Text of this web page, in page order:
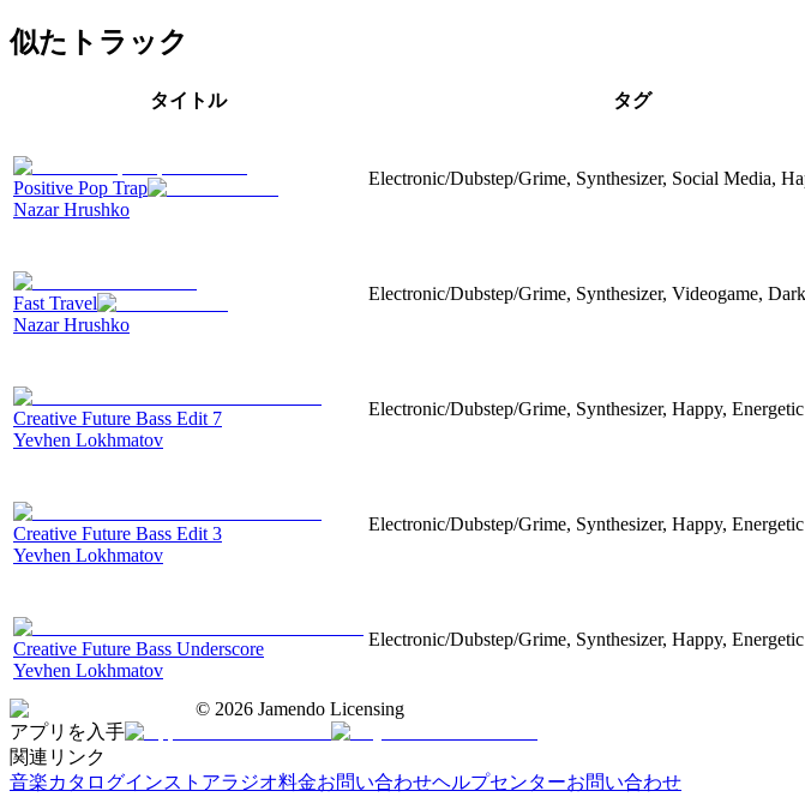
似たトラック
タイトル タグ
Positive Pop Trap
Nazar Hrushko
Electronic/Dubstep/Grime, Synthesizer, Social Media,
Fast Travel
Nazar Hrushko
Electronic/Dubstep/Grime, Synthesizer, Videogame,
Creative Future Bass Edit 7
Yevhen Lokhmatov
Electronic/Dubstep/Grime, Synthesizer, Happy, Energetic
Creative Future Bass Edit 3
Yevhen Lokhmatov
Electronic/Dubstep/Grime, Synthesizer, Happy, Energetic
Creative Future Bass Underscore
Yevhen Lokhmatov
Electronic/Dubstep/Grime, Synthesizer, Happy, Energetic
© 2026 Jamendo Licensing
アプリを入手
関連リンク
音楽カタログインストアラジオ料金お問い合わせヘルプセンターお問い合わせ